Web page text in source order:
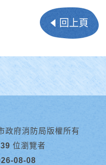
回上頁
府消防局版權所有
位瀏覽者
08-08